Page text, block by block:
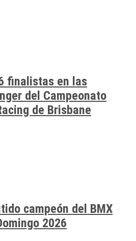
finalistas en las
del Campeonato
de Brisbane
campeón del BMX
2026